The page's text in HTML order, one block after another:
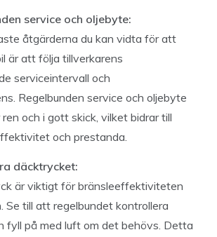
service och oljebyte:
åtgärderna du kan vidta för att
är att följa tillverkarens
serviceintervall och
Regelbunden service och oljebyte
och i gott skick, vilket bidrar till
och prestanda.
däcktrycket:
är viktigt för bränsleeffektiviteten
Se till att regelbundet kontrollera
fyll på med luft om det behövs. Detta